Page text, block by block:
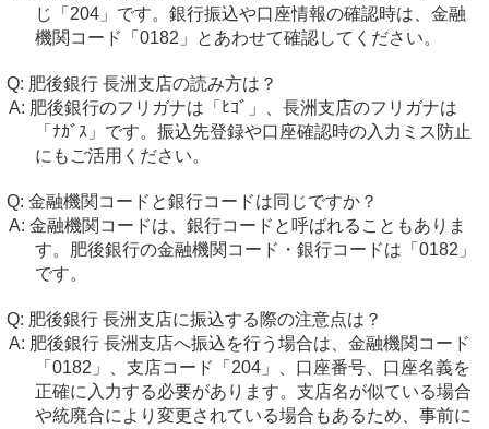
じ「204」です。銀行振込や口座情報の確認時は、金融
機関コード「0182」とあわせて確認してください。
肥後銀行 長洲支店の読み方は？
肥後銀行のフリガナは「ﾋｺﾞ」、長洲支店のフリガナは
「ﾅｶﾞｽ」です。振込先登録や口座確認時の入力ミス防止
にもご活用ください。
金融機関コードと銀行コードは同じですか？
金融機関コードは、銀行コードと呼ばれることもありま
す。肥後銀行の金融機関コード・銀行コードは「0182」
です。
肥後銀行 長洲支店に振込する際の注意点は？
肥後銀行 長洲支店へ振込を行う場合は、金融機関コード
「0182」、支店コード「204」、口座番号、口座名義を
正確に入力する必要があります。支店名が似ている場合
や統廃合により変更されている場合もあるため、事前に